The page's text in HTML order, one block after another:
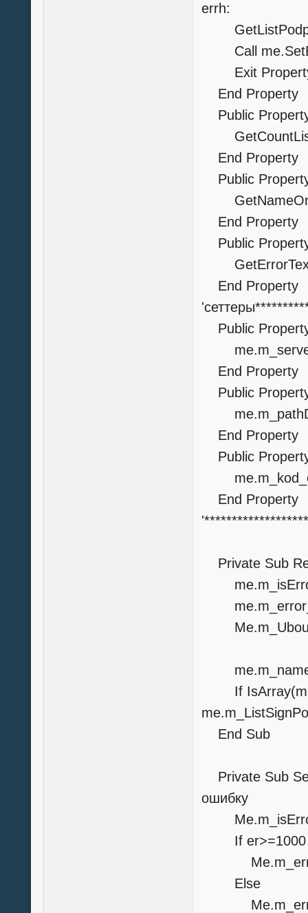
errh:
Call
Exit
End Property
Public
End
Public
End Property
Public
End Property
Public
End Property
Public
End
Public
End
Private Sub
If
End Sub
Private Sub
ошибку
If er>=1000
Else